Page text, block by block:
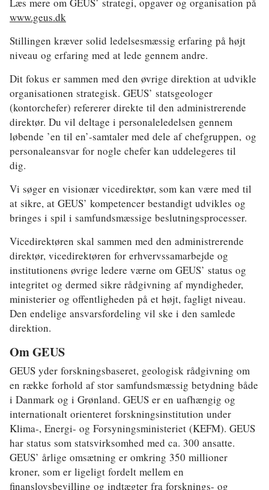
Læs mere om GEUS’ strategi, opgaver og organisation på
www.geus.dk
Stillingen kræver solid ledelsesmæssig erfaring på højt
niveau og erfaring med at lede gennem andre.
Dit fokus er sammen med den øvrige direktion at udvikle
organisationen strategisk. GEUS’ statsgeologer
(kontorchefer) refererer direkte til den administrerende
direktør. Du vil deltage i personaleledelsen gennem
løbende ’en til en’-samtaler med dele af chefgruppen, og
personaleansvar for nogle chefer kan uddelegeres til
dig.
Vi søger en visionær vicedirektør, som kan være med til
at sikre, at GEUS’ kompetencer bestandigt udvikles og
bringes i spil i samfundsmæssige beslutningsprocesser.
Vicedirektøren skal sammen med den administrerende
direktør, vicedirektøren for erhvervssamarbejde og
institutionens øvrige ledere værne om GEUS’ status og
integritet og dermed sikre rådgivning af myndigheder,
ministerier og offentligheden på et højt, fagligt niveau.
Den endelige ansvarsfordeling vil ske i den samlede
direktion.
Om GEUS
GEUS yder forskningsbaseret, geologisk rådgivning om
en række forhold af stor samfundsmæssig betydning både
i Danmark og i Grønland. GEUS er en uafhængig og
internationalt orienteret forskningsinstitution under
Klima-, Energi- og Forsyningsministeriet (KEFM). GEUS
har status som statsvirksomhed med ca. 300 ansatte.
GEUS’ årlige omsætning er omkring 350 millioner
kroner, som er ligeligt fordelt mellem en
finanslovsbevilling og indtægter fra forsknings- og